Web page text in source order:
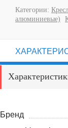
Категории:
алюминиевые)
Бренд